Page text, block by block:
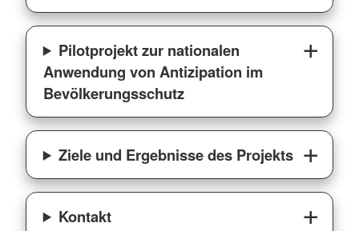
Pilotprojekt zur nationalen
Anwendung von Antizipation im
Bevölkerungsschutz
Ziele und Ergebnisse des Projekts
Kontakt